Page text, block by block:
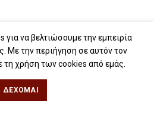
να βελτιώσουμε την εμπειρία
Με την περιήγηση σε αυτόν τον
τη χρήση των cookies από εμάς.
ΔΈΧΟΜΑΙ